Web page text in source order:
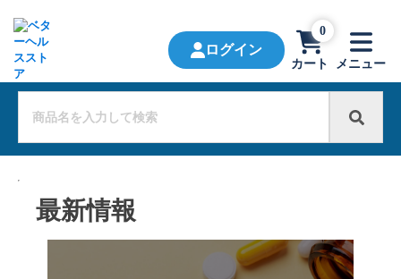
ログイン
カート
0
メニュー
最新情報